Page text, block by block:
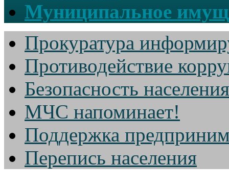
Муниципальное
Прокуратура
Противодействие
Безопасность населения
МЧС напоминает!
Поддержка
Перепись населения